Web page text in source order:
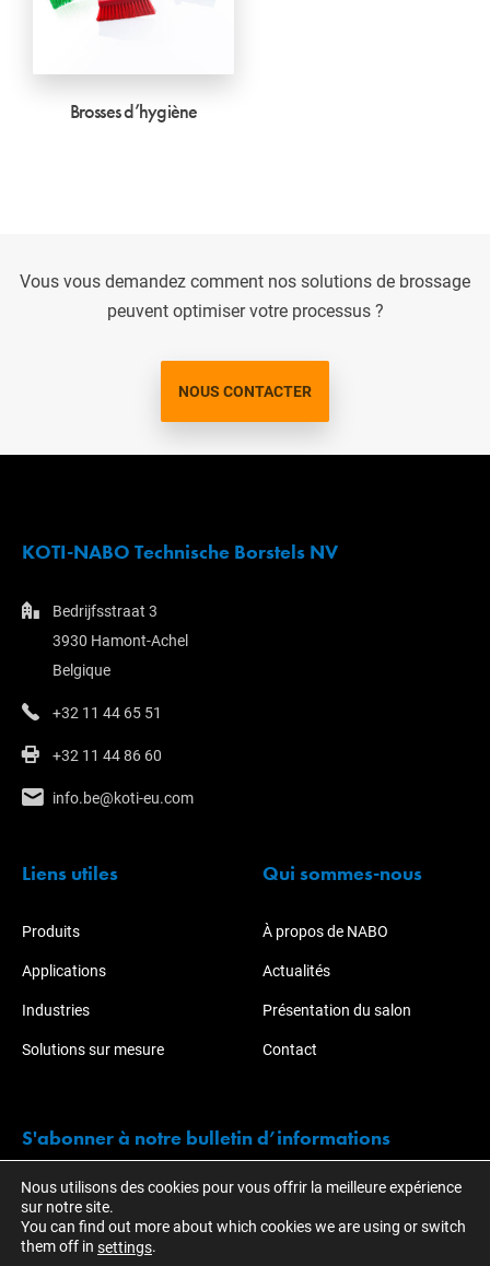
Brosses d’hygiène
Vous vous demandez comment nos solutions de brossage
peuvent optimiser votre processus ?
NOUS CONTACTER
KOTI-NABO Technische Borstels NV
Bedrijfsstraat 3
3930 Hamont-Achel
Belgique
+32 11 44 65 51
+32 11 44 86 60
info.be@koti-eu.com
Liens utiles
Produits
Applications
Industries
Solutions sur mesure
Qui sommes-nous
À propos de NABO
Actualités
Présentation du salon
Contact
S'abonner à notre bulletin d’informations
Restez informé des actions et développements de KOTI.
Nous utilisons des cookies pour vous offrir la meilleure expérience
sur notre site.
You can find out more about which cookies we are using or switch
them off in settings.